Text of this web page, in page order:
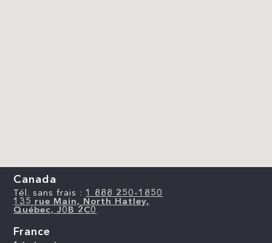
Canada
Tél. sans frais : 1 888 250-1850
135 rue Main, North Hatley,
Québec, J0B 2C0
France